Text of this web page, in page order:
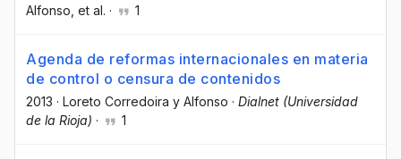
Alfonso , et al. · 1
Agenda de reformas internacionales en materia
de control o censura de contenidos
2013 · Loreto Corredoira y Alfonso · Dialnet (Universidad
de la Rioja) · 1